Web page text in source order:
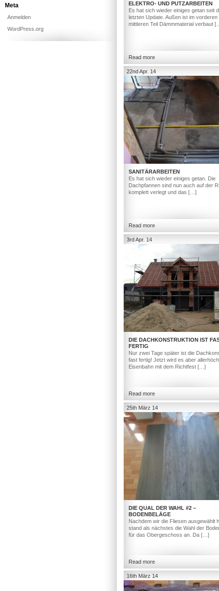
ELEKTRO- UND PUTZARBEITEN
Es hat sich wieder einiges getan seit
letzten Update. Außen ist im vorderen
mittleren Teil Dämmmaterial verbaut
Read more
22nd Apr. 14
SANITÄRARBEITEN
Es hat sich wieder einiges getan. Die
Dachpfannen sind nun auch auf der
komplett verlegt und das […]
Read more
3rd Apr. 14
DIE DACHKONSTRUKTION IST
FERTIG
Nur zwei Tage später ist die
fast fertig! Jetzt wird es aber
Eisenbahn mit dem Richtfest […]
Read more
25th März 14
DIE QUAL DER WAHL #2 –
BODENBELÄGE
Nachdem wir die Fliesen ausgewählt
stand als nächstes die Wahl der
für das Obergeschoss an. Da […]
Read more
16th März 14
Meta
Anmelden
WordPress.org